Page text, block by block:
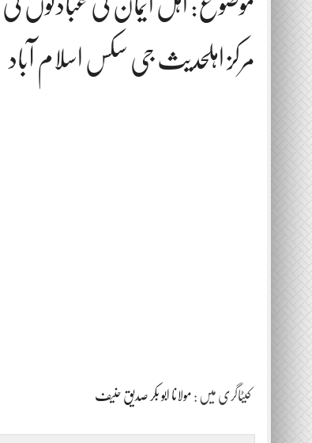
موضوع: اہل ایمان کی عبادتوں
مرکز اہلحدیث جی سکس اسلام آباد
کیٹاگری میں : مولانا ابو بکر صدیق حنیف